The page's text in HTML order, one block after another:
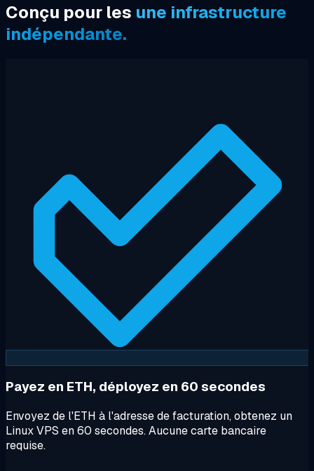
Conçu pour les une infrastructure
indépendante.
Payez en ETH, déployez en 60 secondes
Envoyez de l'ETH à l'adresse de facturation, obtenez un
Linux VPS en 60 secondes. Aucune carte bancaire
requise.